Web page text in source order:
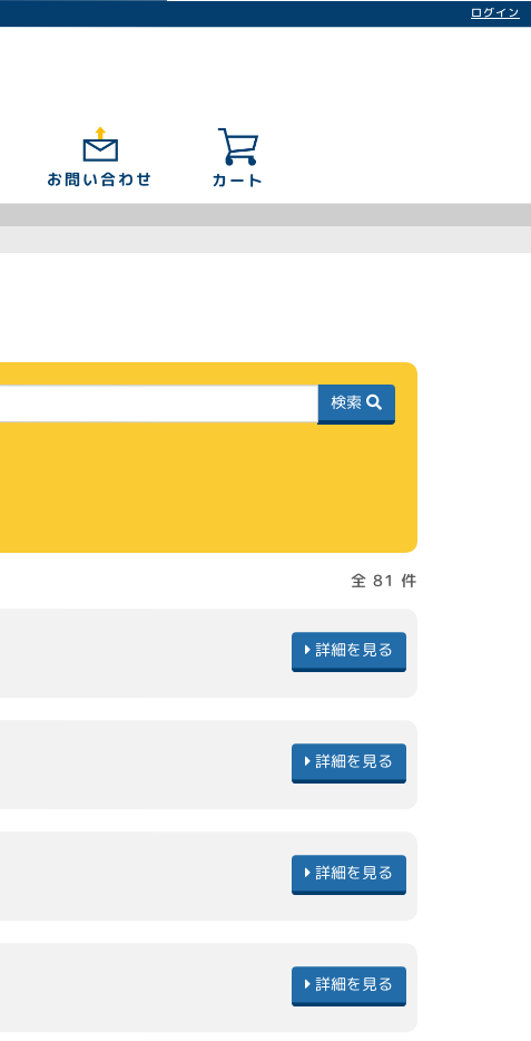
カート
お問い合わせ
ログイン
検索
全 81 件
詳細を見る
詳細を見る
詳細を見る
詳細を見る